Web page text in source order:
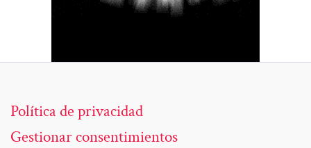
Política de privacidad
Gestionar consentimientos